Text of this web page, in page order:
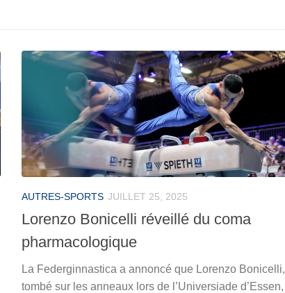
AUTRES-SPORTS JUILLET 25, 2025
Lorenzo Bonicelli réveillé du coma
pharmacologique
La Federginnastica a annoncé que Lorenzo Bonicelli,
tombé sur les anneaux lors de l’Universiade d’Essen,